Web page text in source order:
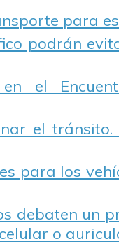
para
podrán
en el
el tránsito.
para los
debaten un
o